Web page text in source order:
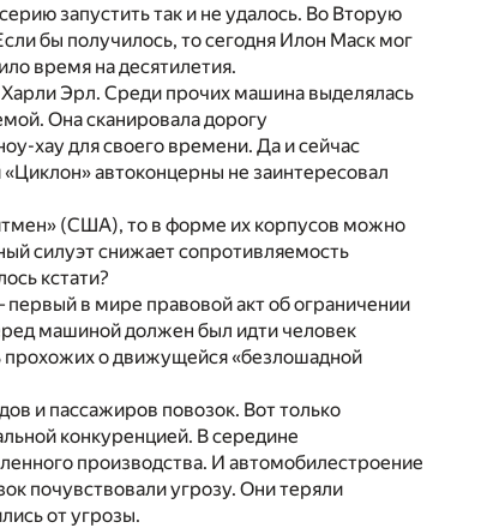
запустить так и не удалось. Во Вторую
бы получилось, то сегодня Илон Маск мог
время на десятилетия.
Эрл. Среди прочих машина выделялась
Она сканировала дорогу
хау для своего времени. Да и сейчас
автоконцерны не заинтересовал
(США), то в форме их корпусов можно
силуэт снижает сопротивляемость
кстати?
в мире правовой акт об ограничении
машиной должен был идти человек
о движущейся «безлошадной
и пассажиров повозок. Вот только
конкуренцией. В середине
производства. И автомобилестроение
почувствовали угрозу. Они теряли
от угрозы.